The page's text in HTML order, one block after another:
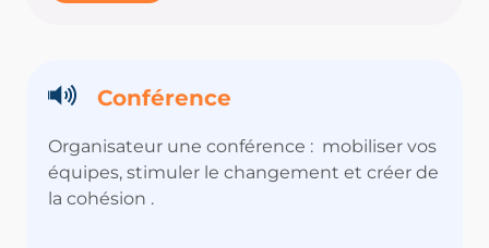
Conférence
Organisateur une conférence : mobiliser vos
équipes, stimuler le changement et créer de
la cohésion .